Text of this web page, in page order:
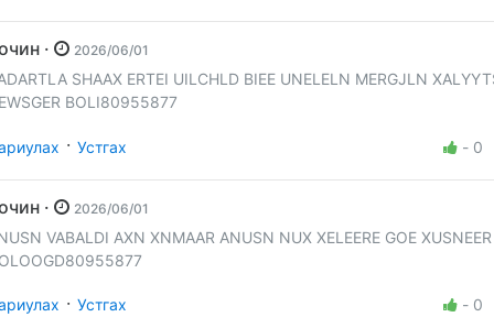
Зочин · 2026/06/01
SHAAX ERTEI UILCHLD BIEE UNELELN MERGJLN
BOLI80955877
· Устгах - 0
Зочин · 2026/06/01
VABALDI AXN XNMAAR ANUSN NUX XELEERE GOE XUSNEER
· Устгах - 0